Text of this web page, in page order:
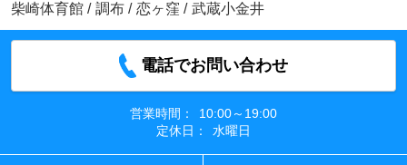
柴崎体育館 / 調布 / 恋ヶ窪 / 武蔵小金井
電話でお問い合わせ
営業時間：
10:00～19:00
定休日：
水曜日